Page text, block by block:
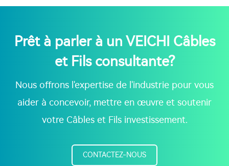
Prêt à parler à un VEICHI Câbles
et Fils consultante?
Nous offrons l'expertise de l'industrie pour vous
aider à concevoir, mettre en œuvre et soutenir
votre Câbles et Fils investissement.
CONTACTEZ-NOUS